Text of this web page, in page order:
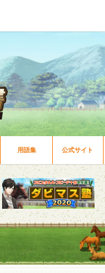
用語集 公式サイト